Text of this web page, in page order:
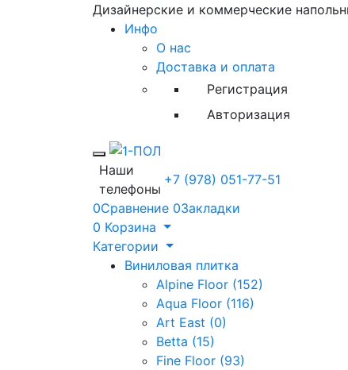
Дизайнерские и коммерческие
Инфо
О нас
Доставка и оплата
Регистрация
Авторизация
Toggle mobile menu
Наши
телефоны
+7 (978) 051-77-51
0Сравнение 0Закладки
0 Корзина
Категории
Виниловая плитка
Alpine Floor (152)
Aqua Floor (116)
Art East (0)
Betta (15)
Fine Floor (93)